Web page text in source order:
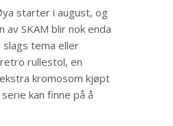
starter i august, og
SKAM blir nok enda
tema eller
rullestol, en
kromosom kjøpt
kan finne på å